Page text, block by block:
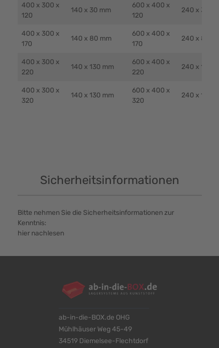
400 x 300 x
120
140 x 30 mm
600 x 400 x
120
240 x 30
400 x 300 x
170
140 x 80 mm
600 x 400 x
170
240 x 80
400 x 300 x
220
140 x 130 mm
600 x 400 x
220
240 x 130
400 x 300 x
320
140 x 130 mm
600 x 400 x
320
240 x 130
Sicherheitsinformationen
Bitte nehmen Sie die Sicherheitsinformationen zur
Kenntnis:
hier nachlesen
ab-in-die-BOX.de OHG
Mühlhäuser Weg 45-49
34519 Diemelsee-Flechtdorf